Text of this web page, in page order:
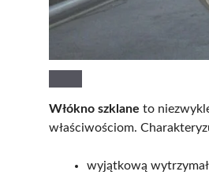
Włókno szklane to
właściwościom.
wyjątkową